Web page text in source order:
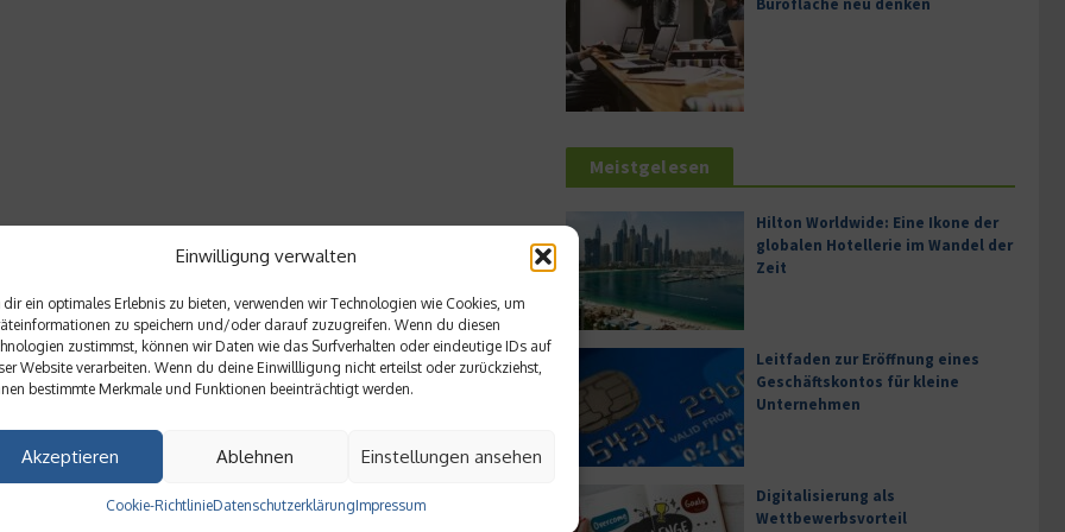
Einwilligung verwalten
dir ein optimales Erlebnis zu bieten, verwenden wir Technologien wie Cookies, um
zu speichern und/oder darauf zuzugreifen. Wenn du diesen
zustimmst, können wir Daten wie das Surfverhalten oder eindeutige IDs auf
Website verarbeiten. Wenn du deine Einwillligung nicht erteilst oder zurückziehst,
bestimmte Merkmale und Funktionen beeinträchtigt werden.
Akzeptieren Ablehnen Einstellungen ansehen
Cookie-RichtlinieDatenschutzerklärungImpressum
Bürofläche neu denken
Meistgelesen
Hilton Worldwide: Eine Ikone der
globalen Hotellerie im Wandel der
Zeit
Leitfaden zur Eröffnung eines
Geschäftskontos für kleine
Unternehmen
Digitalisierung als
Wettbewerbsvorteil